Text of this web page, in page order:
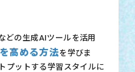
どの生成AIツールを活用
高める方法を学びま
プットする学習スタイルに